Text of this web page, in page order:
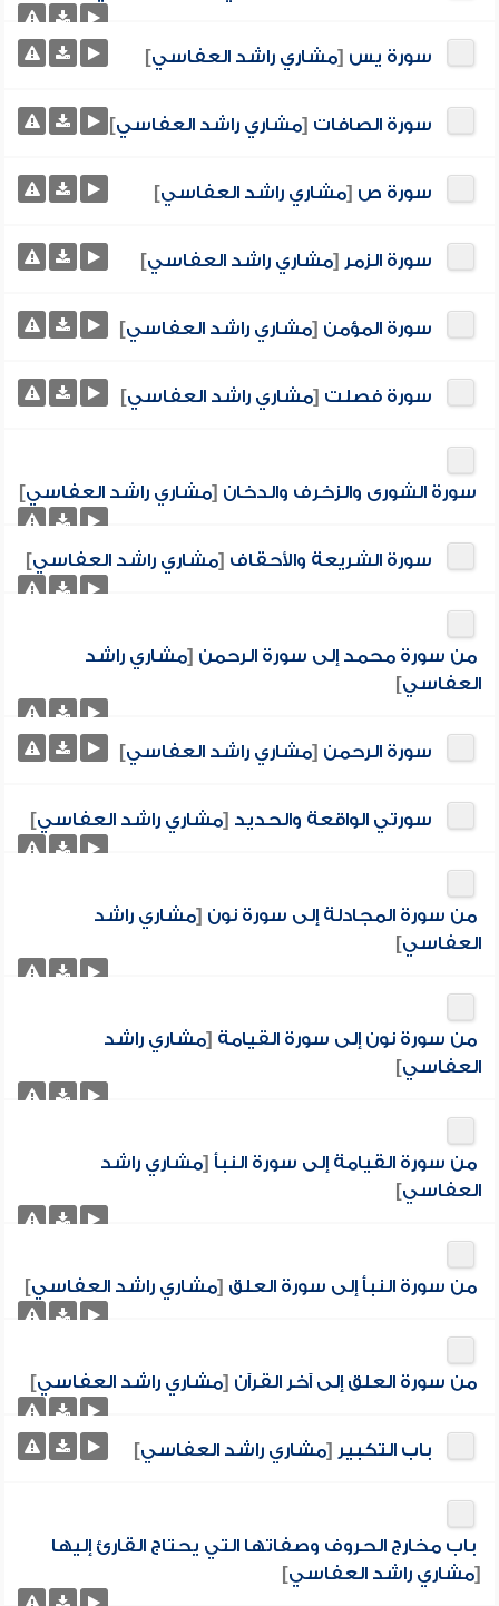
سورة يس [مشاري راشد العفاسي]
سورة الصافات [مشاري راشد العفاسي]
سورة ص [مشاري راشد العفاسي]
سورة الزمر [مشاري راشد العفاسي]
سورة المؤمن [مشاري راشد العفاسي]
سورة فصلت [مشاري راشد العفاسي]
سورة الشورى والزخرف والدخان [مشاري راشد العفاسي]
سورة الشريعة والأحقاف [مشاري راشد العفاسي]
من سورة محمد إلى سورة الرحمن [مشاري راشد
العفاسي]
سورة الرحمن [مشاري راشد العفاسي]
سورتي الواقعة والحديد [مشاري راشد العفاسي]
من سورة المجادلة إلى سورة نون [مشاري راشد
العفاسي]
من سورة نون إلى سورة القيامة [مشاري راشد
العفاسي]
من سورة القيامة إلى سورة النبأ [مشاري راشد
العفاسي]
من سورة النبأ إلى سورة العلق [مشاري راشد العفاسي]
من سورة العلق إلى آخر القرآن [مشاري راشد العفاسي]
باب التكبير [مشاري راشد العفاسي]
باب مخارج الحروف وصفاتها التي يحتاج القارئ إليها
[مشاري راشد العفاسي]